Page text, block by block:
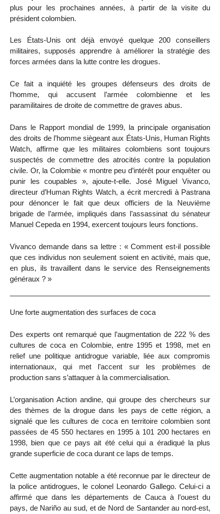
plus pour les prochaines années, à partir de la visite du
président colombien.
Les États-Unis ont déjà envoyé quelque 200 conseillers
militaires, supposés apprendre à améliorer la stratégie des
forces armées dans la lutte contre les drogues.
Ce fait a inquiété les groupes défenseurs des droits de
l’homme, qui accusent l’armée colombienne et les
paramilitaires de droite de commettre de graves abus.
Dans le Rapport mondial de 1999, la principale organisation
des droits de l’homme siègeant aux États-Unis, Human Rights
Watch, affirme que les militaires colombiens sont toujours
suspectés de commettre des atrocités contre la population
civile. Or, la Colombie « montre peu d’intérêt pour enquêter ou
punir les coupables », ajoute-t-elle. José Miguel Vivanco,
directeur d’Human Rights Watch, a écrit mercredi à Pastrana
pour dénoncer le fait que deux officiers de la Neuvième
brigade de l’armée, impliqués dans l’assassinat du sénateur
Manuel Cepeda en 1994, exercent toujours leurs fonctions.
Vivanco demande dans sa lettre : « Comment est-il possible
que ces individus non seulement soient en activité, mais que,
en plus, ils travaillent dans le service des Renseignements
généraux ? »
Une forte augmentation des surfaces de coca
Des experts ont remarqué que l’augmentation de 222 % des
cultures de coca en Colombie, entre 1995 et 1998, met en
relief une politique antidrogue variable, liée aux compromis
internationaux, qui met l’accent sur les problèmes de
production sans s’attaquer à la commercialisation.
L’organisation Action andine, qui groupe des chercheurs sur
des thèmes de la drogue dans les pays de cette région, a
signalé que les cultures de coca en territoire colombien sont
passées de 45 550 hectares en 1995 à 101 200 hectares en
1998, bien que ce pays ait été celui qui a éradiqué la plus
grande superficie de coca durant ce laps de temps.
Cette augmentation notable a été reconnue par le directeur de
la police antidrogues, le colonel Leonardo Gallego. Celui-ci a
affirmé que dans les départements de Cauca à l’ouest du
pays, de Nariño au sud, et de Nord de Santander au nord-est,